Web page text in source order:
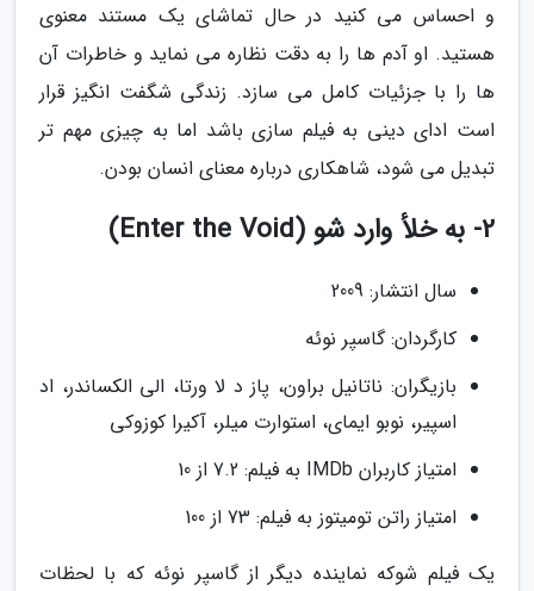
و احساس می کنید در حال تماشای یک مستند معنوی
هستید. او آدم ها را به دقت نظاره می نماید و خاطرات آن
ها را با جزئیات کامل می سازد. زندگی شگفت انگیز قرار
است ادای دینی به فیلم سازی باشد اما به چیزی مهم تر
تبدیل می شود، شاهکاری درباره معنای انسان بودن.
2- به خلأ وارد شو (Enter the Void)
سال انتشار: 2009
کارگردان: گاسپر نوئه
بازیگران: ناتانیل براون، پاز د لا ورتا، الی الکساندر، اد
اسپیر، نوبو ایمای، استوارت میلر، آکیرا کوزوکی
امتیاز کاربران IMDb به فیلم: 7.2 از 10
امتیاز راتن تومیتوز به فیلم: 73 از 100
یک فیلم شوکه نماینده دیگر از گاسپر نوئه که با لحظات